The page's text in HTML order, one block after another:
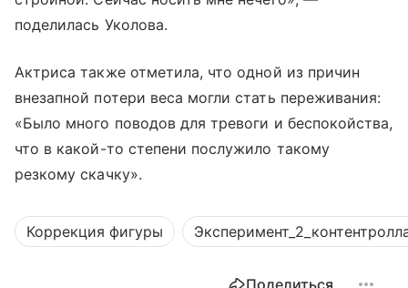
поделилась Уколова.
Актриса также отметила, что одной из причин
внезапной потери веса могли стать переживания:
«Было много поводов для тревоги и беспокойства,
что в какой-то степени послужило такому
резкому скачку».
Коррекция фигуры
Поделиться